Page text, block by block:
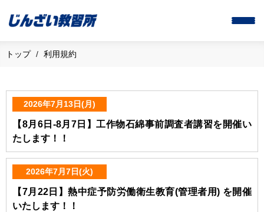
トップ 利用規約
2026年7月13日(月)
【8月6日-8月7日】工作物石綿事前調査者講習を開催い
たします！！
2026年7月7日(火)
【7月22日】熱中症予防労働衛生教育(管理者用) を開催
いたします！！